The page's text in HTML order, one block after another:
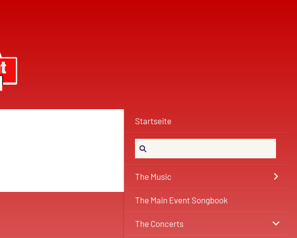
Startseite
The Music
The Main Event Songbook
The Concerts